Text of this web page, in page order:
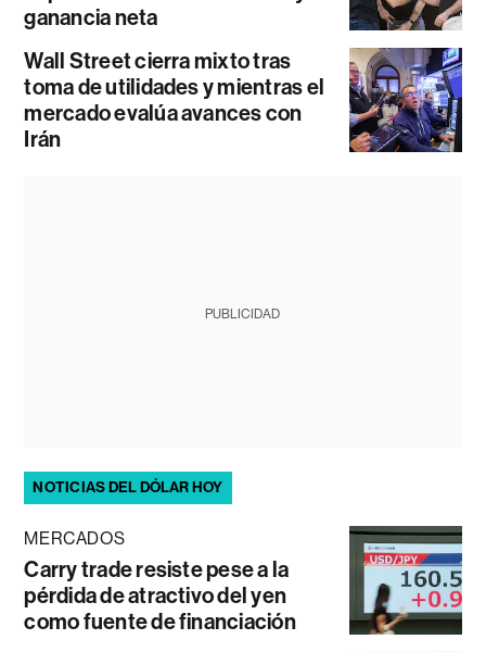
ganancia neta
Wall Street cierra mixto tras
toma de utilidades y mientras el
mercado evalúa avances con
Irán
PUBLICIDAD
NOTICIAS DEL DÓLAR HOY
MERCADOS
Carry trade resiste pese a la
pérdida de atractivo del yen
como fuente de financiación